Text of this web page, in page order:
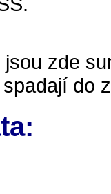
zde
do